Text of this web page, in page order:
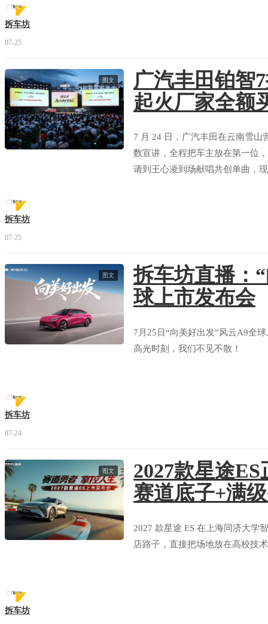
拆车坊
07-25
图文
广汽丰田铂智
起火厂家全额
7 月 24 日，广汽丰田在云南雪山
数宣讲，全程把车主放在第一位
请到王心凌到场献唱共创单曲，
拆车坊
07-25
图文
拆车坊直播：
球上市发布会
7月25日“向美好出发”风云A9全
高光时刻，我们不见不散！
拆车坊
07-24
图文
2027款星途
赛道底子+满
2027 款星途 ES 在上海同济大学
店路子，直接把场地放在高校技
拆车坊